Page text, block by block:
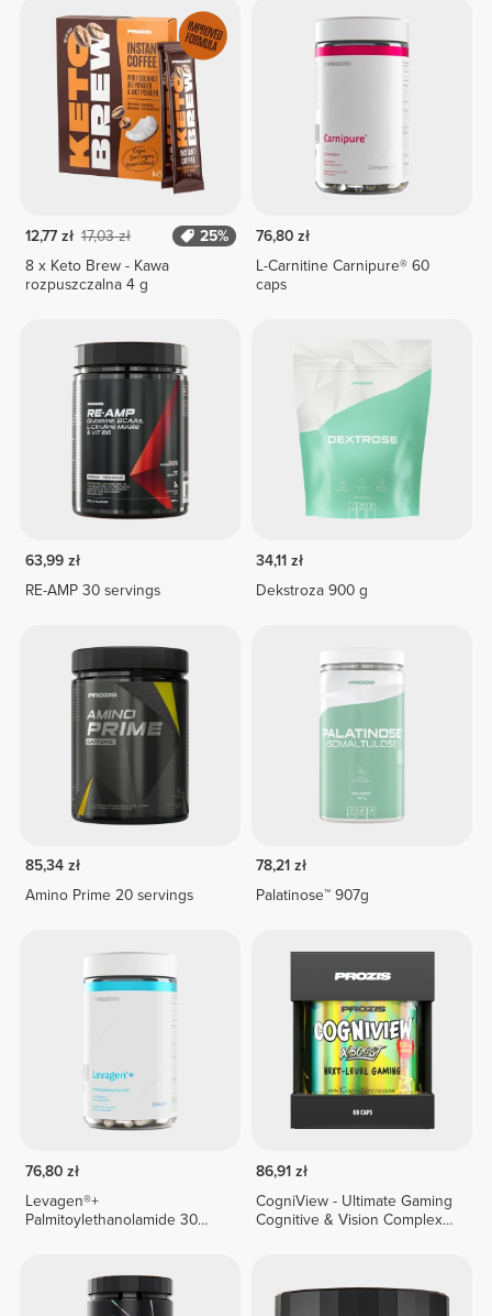
12,77 zł 17,03 zł
25%
8 x Keto Brew - Kawa
rozpuszczalna 4 g
76,80 zł
L-Carnitine Carnipure® 60
caps
63,99 zł
RE-AMP 30 servings
34,11 zł
Dekstroza 900 g
85,34 zł
Amino Prime 20 servings
78,21 zł
Palatinose™ 907g
76,80 zł
Levagen®+
Palmitoylethanolamide 30
86,91 zł
CogniView - Ultimate Gaming
Cognitive & Vision Complex -